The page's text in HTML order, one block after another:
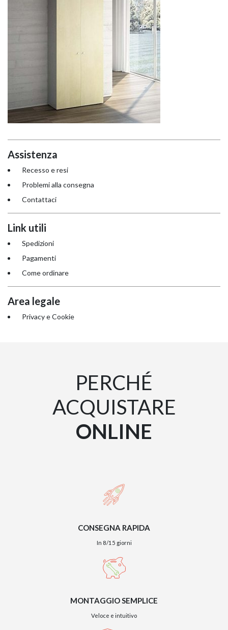
Assistenza
Recesso e resi
Problemi alla consegna
Contattaci
Link utili
Spedizioni
Pagamenti
Come ordinare
Area legale
Privacy e Cookie
PERCHÉ
ACQUISTARE
ONLINE
CONSEGNA RAPIDA
In 8/15 giorni
MONTAGGIO SEMPLICE
Veloce e intuitivo